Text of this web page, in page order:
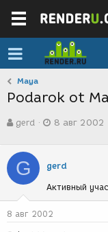
Maya
Podarok ot
в
о
р
т
е
м
ы
gerd
а
с
з
д
8 авг 2002
G gerd
Активный
8 авг 2002